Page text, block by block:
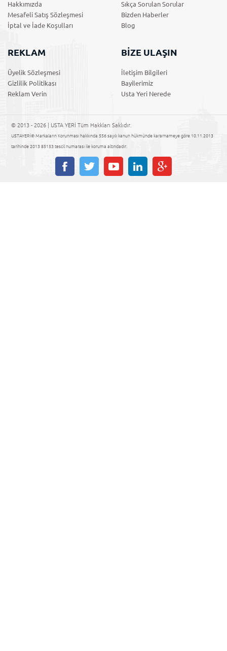
Hakkımızda
Mesafeli Satış Sözleşmesi
İptal ve İade Koşulları
Sıkça Sorulan Sorular
Bizden Haberler
Blog
REKLAM
Üyelik Sözleşmesi
Gizlilik Politikası
Reklam Verin
BİZE ULAŞIN
İletişim Bilgileri
Bayilerimiz
Usta Yeri Nerede
© 2013 - 2026 | USTA YERİ Tüm Hakkları Saklıdır.
USTAYERİ® Markaların Korunması hakkında 556 sayılı kanun hükmünde kararnameye göre 10.11.2013
tarihinde 2013 85153 tescil numarası ile koruma altındadır.